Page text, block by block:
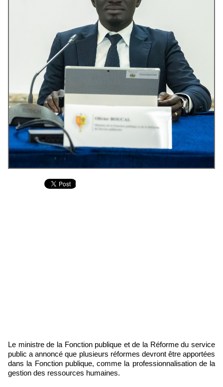
Le ministre de la Fonction publique et de la Réforme du service
public a annoncé que plusieurs réformes devront être apportées
dans la Fonction publique, comme la professionnalisation de la
gestion des ressources humaines.